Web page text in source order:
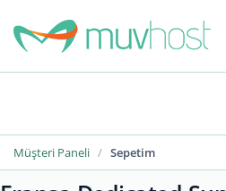
Müşteri Paneli Sepetim